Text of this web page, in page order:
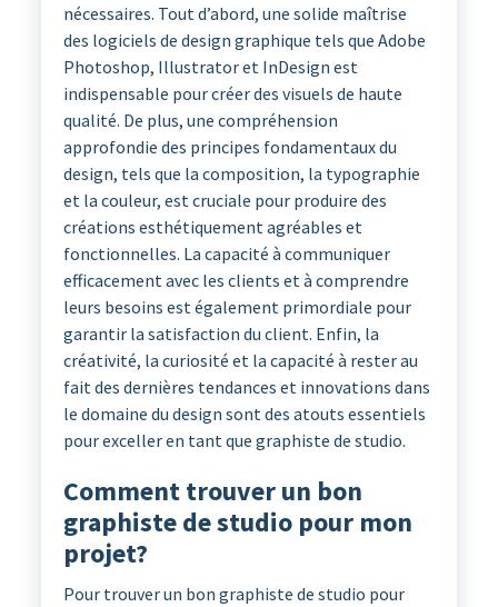
nécessaires. Tout d’abord, une solide maîtrise
des logiciels de design graphique tels que Adobe
Photoshop, Illustrator et InDesign est
indispensable pour créer des visuels de haute
qualité. De plus, une compréhension
approfondie des principes fondamentaux du
design, tels que la composition, la typographie
et la couleur, est cruciale pour produire des
créations esthétiquement agréables et
fonctionnelles. La capacité à communiquer
efficacement avec les clients et à comprendre
leurs besoins est également primordiale pour
garantir la satisfaction du client. Enfin, la
créativité, la curiosité et la capacité à rester au
fait des dernières tendances et innovations dans
le domaine du design sont des atouts essentiels
pour exceller en tant que graphiste de studio.
Comment trouver un bon
graphiste de studio pour mon
projet?
Pour trouver un bon graphiste de studio pour